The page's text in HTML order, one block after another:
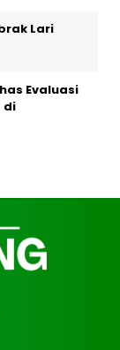
Lari
Evaluasi
di